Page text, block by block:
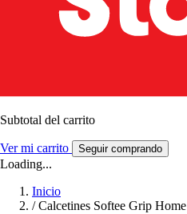
Subtotal del carrito
Ver mi carrito Seguir comprando
Loading...
Inicio
/ Calcetines Softee Grip Home